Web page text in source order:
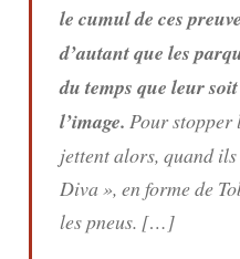
le cumul de ces
d’autant que les
du temps que leur
l’image. Pour stopper
jettent alors, quand ils
Diva », en forme de
les pneus. […]